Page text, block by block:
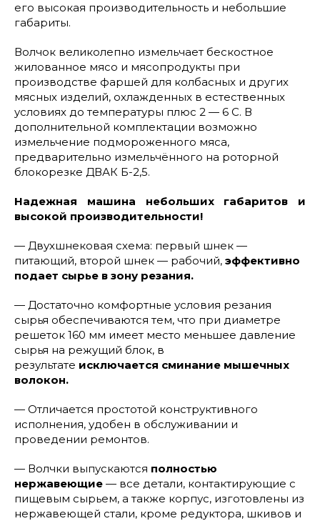
его высокая производительность и небольшие
габариты.
Волчок великолепно измельчает бескостное
жилованное мясо и мясопродукты при
производстве фаршей для колбасных и других
мясных изделий, охлажденных в естественных
условиях до температуры плюс 2 — 6 С. В
дополнительной комплектации возможно
измельчение подмороженного мяса,
предварительно измельчённого на роторной
блокорезке ДВАК Б-2,5.
Надежная машина небольших габаритов и
высокой производительности!
— Двухшнековая схема: первый шнек —
питающий, второй шнек — рабочий, эффективно
подает сырье в зону резания.
— Достаточно комфортные условия резания
сырья обеспечиваются тем, что при диаметре
решеток 160 мм имеет место меньшее давление
сырья на режущий блок, в
результате исключается сминание мышечных
волокон.
— Отличается простотой конструктивного
исполнения, удобен в обслуживании и
проведении ремонтов.
— Волчки выпускаются полностью
нержавеющие — все детали, контактирующие с
пищевым сырьем, а также корпус, изготовлены из
нержавеющей стали, кроме редуктора, шкивов и